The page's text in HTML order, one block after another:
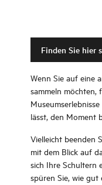
Finden Sie hier
Wenn Sie auf eine
sammeln möchten,
lässt, den Moment
Vielleicht beenden
mit dem Blick auf
sich Ihre Schultern
spüren Sie, wie gut